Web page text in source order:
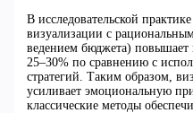
В исследовательской
визуализации с
ведением бюджета) повышает
25–30% по сравнению с
стратегий. Таким образом,
усиливает эмоциональную
классические методы